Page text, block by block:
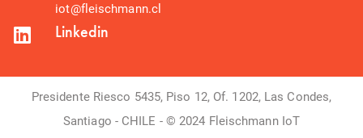
iot@fleischmann.cl
Linkedin
Presidente Riesco 5435, Piso 12, Of. 1202, Las Condes,
Santiago - CHILE - © 2024 Fleischmann IoT